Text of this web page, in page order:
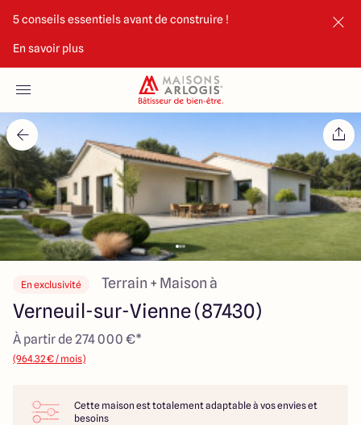
5 conseils essentiels avant de construire !
En savoir plus
Nos maisons
Nos annonces
Votre projet
Qui sommes-nous
Maisons ARLOGIS Limoges
En exclusivité Terrain + Maison à
Verneuil-sur-Vienne (87430)
À partir de 274 000 €*
(964.32 € / mois)
Cette maison est totalement adaptable à vos envies et
besoins